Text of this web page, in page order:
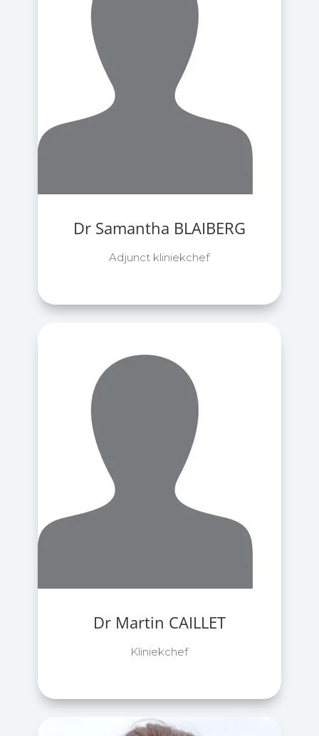
Dr Samantha BLAIBERG
Adjunct kliniekchef
Dr Martin CAILLET
Kliniekchef